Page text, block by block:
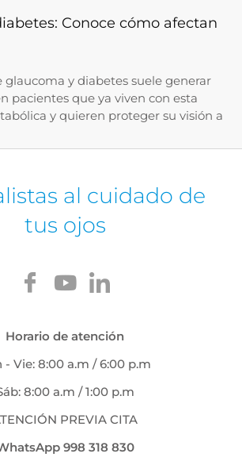
Conoce cómo afectan
glaucoma y diabetes suele generar
pacientes que ya viven con esta
y quieren proteger su visión a
al cuidado de
tus ojos
Horario de atención
- Vie: 8:00 a.m / 6:00 p.m
8:00 a.m / 1:00 p.m
PREVIA CITA
998 318 830